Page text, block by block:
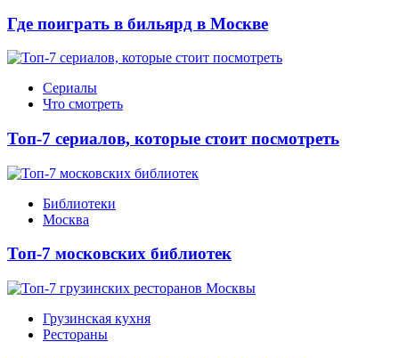
Где поиграть в бильярд в Москве
Сериалы
Что смотреть
Топ-7 сериалов, которые стоит посмотреть
Библиотеки
Москва
Топ-7 московских библиотек
Грузинская кухня
Рестораны